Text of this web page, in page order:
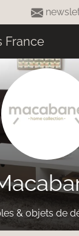
France
& objets de